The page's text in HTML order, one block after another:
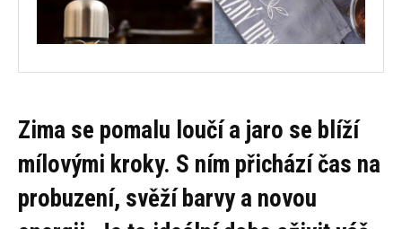
Zima se pomalu loučí a jaro se blíží
mílovými kroky. S ním přichází čas na
probuzení, svěží barvy a novou